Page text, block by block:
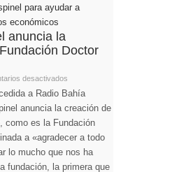
anuncia la
Doctor
desactivados
a Radio Bahía
anuncia la creación de
como es la Fundación
a «agradecer a todo
lo mucho que nos ha
fundación, la primera que